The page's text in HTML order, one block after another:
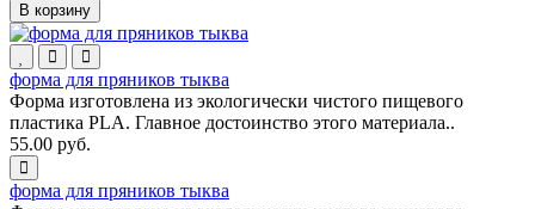
В корзину
форма для пряников тыква
Форма изготовлена из экологически чистого пищевого
пластика PLA. Главное достоинство этого материала..
55.00 руб.
форма для пряников тыква